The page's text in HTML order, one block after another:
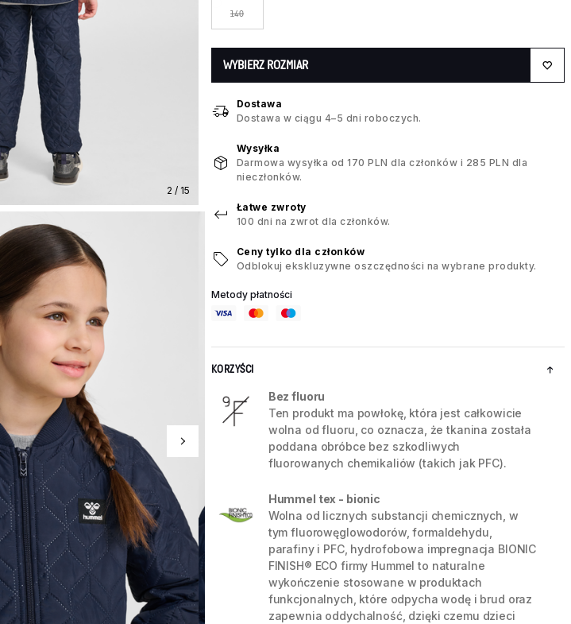
2 / 15
140
WYBIERZ ROZMIAR
Dostawa
Dostawa w ciągu 4–5 dni roboczych.
Wysyłka
Darmowa wysyłka od 170 PLN dla członków i 285 PLN dla
nieczłonków.
Łatwe zwroty
100 dni na zwrot dla członków.
Ceny tylko dla członków
Odblokuj ekskluzywne oszczędności na wybrane produkty.
Metody płatności
KORZYŚCI
Bez fluoru
Ten produkt ma powłokę, która jest całkowicie
wolna od fluoru, co oznacza, że tkanina została
poddana obróbce bez szkodliwych
fluorowanych chemikaliów (takich jak PFC).
Hummel tex - bionic
Wolna od licznych substancji chemicznych, w
tym fluorowęglowodorów, formaldehydu,
parafiny i PFC, hydrofobowa impregnacja BIONIC
FINISH® ECO firmy Hummel to naturalne
wykończenie stosowane w produktach
funkcjonalnych, które odpycha wodę i brud oraz
zapewnia oddychalność, dzięki czemu dzieci